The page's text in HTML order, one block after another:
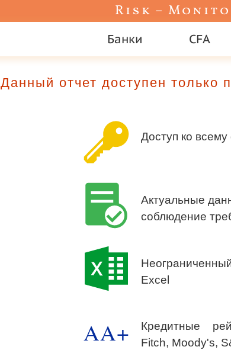
Risk –
Банки CFA
Данный отчет доступен только
Доступ ко
Актуальные
соблюдение
Excel
AA+
Кредитные
Fitch, Moody's,